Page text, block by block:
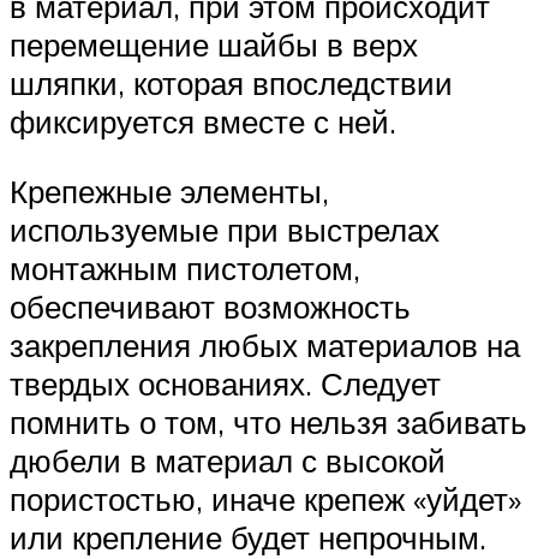
перемещение шайбы в верх
шляпки, которая впоследствии
фиксируется вместе с ней.
Крепежные элементы,
используемые при выстрелах
монтажным пистолетом,
обеспечивают возможность
закрепления любых материалов на
твердых основаниях. Следует
помнить о том, что нельзя забивать
дюбели в материал с высокой
пористостью, иначе крепеж «уйдет»
или крепление будет непрочным.